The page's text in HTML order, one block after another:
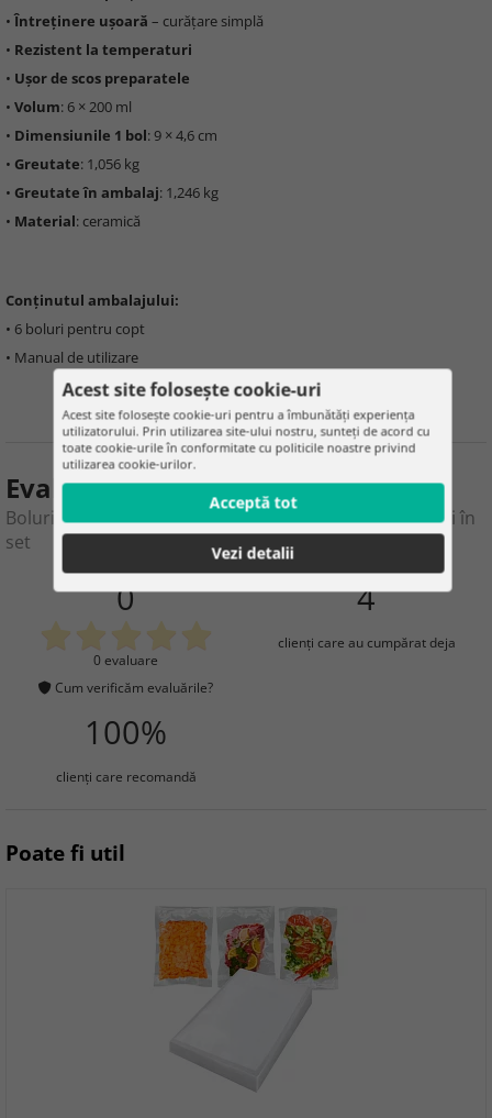
•Întreținere ușoară – curățare simplă
• Rezistent la temperaturi
• Ușor de scos preparatele
• Volum: 6 × 200 ml
• Dimensiunile 1 bol: 9 × 4,6 cm
• Greutate: 1,056 kg
• Greutate în ambalaj: 1,246 kg
• Material: ceramică
Conținutul ambalajului:
• 6 boluri pentru copt
• Manual de utilizare
Evaluarea produsului
Boluri de ceramică pentru cuptor RAMEKINY – 6 bucăți în
set
0
0 evaluare
Cum verificăm evaluările?
4
clienţi care au cumpărat deja
100%
clienţi care recomandă
Poate fi util
Acest site folosește cookie-uri
Acest site folosește cookie-uri pentru a îmbunătăți experiența
utilizatorului. Prin utilizarea site-ului nostru, sunteți de acord cu
toate cookie-urile în conformitate cu politicile noastre privind
utilizarea cookie-urilor.
Acceptă tot
Vezi detalii